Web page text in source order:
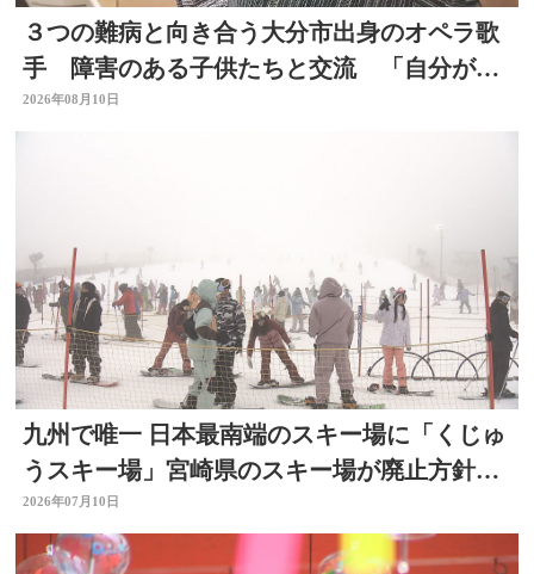
３つの難病と向き合う大分市出身のオペラ歌
手 障害のある子供たちと交流 「自分が元
気もらった」大分
2026年08月10日
九州で唯一 日本最南端のスキー場に「くじゅ
うスキー場」宮崎県のスキー場が廃止方針
で 大分
2026年07月10日